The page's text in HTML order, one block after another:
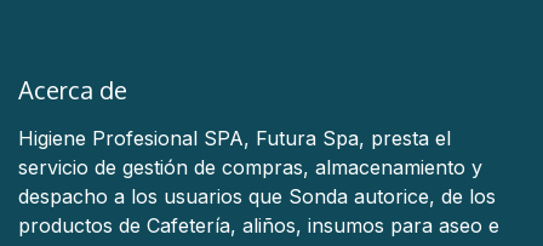
Acerca de
Higiene Profesional SPA, Futura Spa, presta el
servicio de gestión de compras, almacenamiento y
despacho a los usuarios que Sonda autorice, de los
productos de Cafetería, aliños, insumos para aseo e